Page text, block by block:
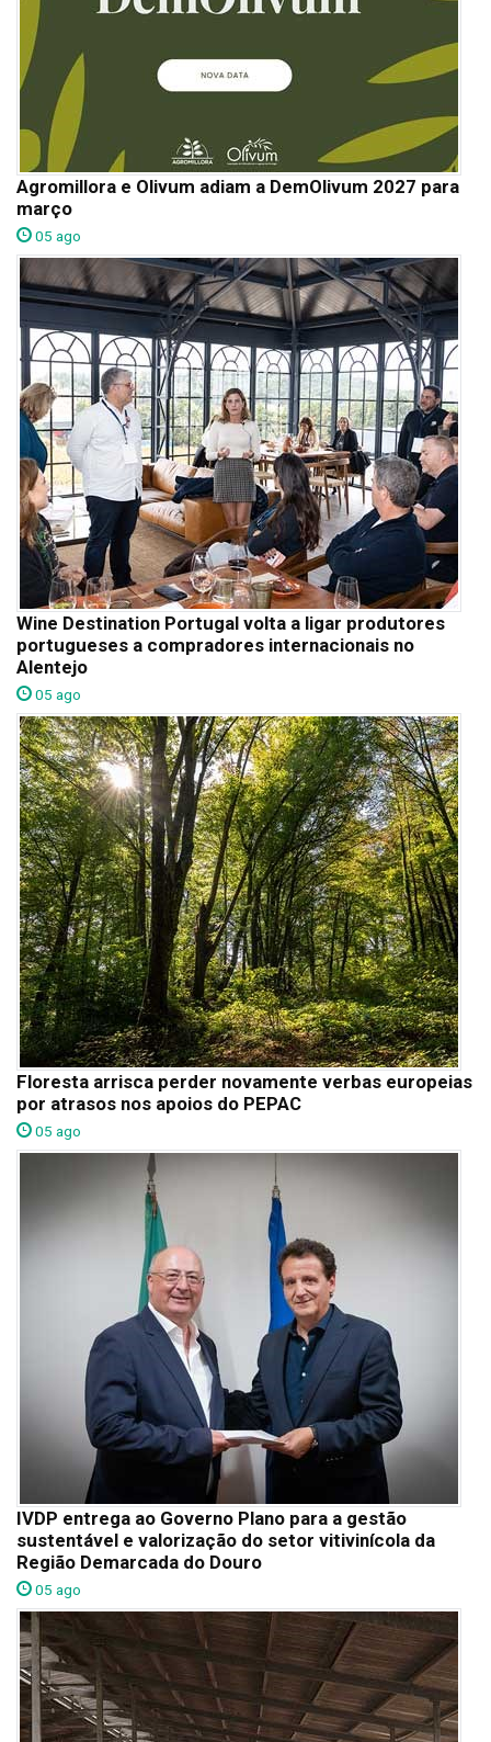
Agromillora e Olivum adiam a DemOlivum 2027 para
março
05 ago
Wine Destination Portugal volta a ligar produtores
portugueses a compradores internacionais no
Alentejo
05 ago
Floresta arrisca perder novamente verbas europeias
por atrasos nos apoios do PEPAC
05 ago
IVDP entrega ao Governo Plano para a gestão
sustentável e valorização do setor vitivinícola da
Região Demarcada do Douro
05 ago